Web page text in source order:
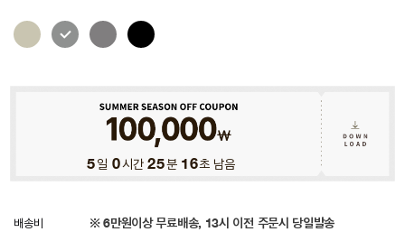
5일 0시간 25분 12초 남음
배송비 ※ 6만원이상 무료배송, 13시 이전 주문시 당일발송